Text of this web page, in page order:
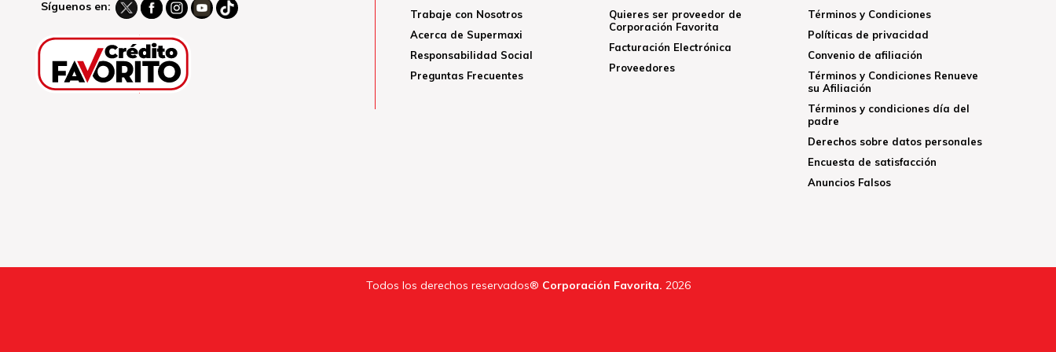
Síguenos en:
Trabaje con Nosotros
Acerca de Supermaxi
Responsabilidad Social
Preguntas Frecuentes
Quieres ser proveedor de
Corporación Favorita
Facturación Electrónica
Proveedores
Términos y Condiciones
Políticas de privacidad
Convenio de afiliación
Términos y Condiciones Renueve
su Afiliación
Términos y condiciones día del
padre
Derechos sobre datos personales
Encuesta de satisfacción
Anuncios Falsos
Todos los derechos reservados® Corporación Favorita. 2026